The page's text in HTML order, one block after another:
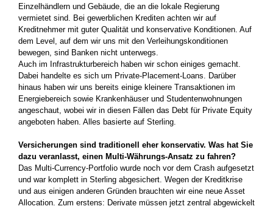
Einzelhändlern und Gebäude, die an die lokale Regierung
vermietet­ sind. Bei gewerb­lichen Krediten achten wir auf
Kreditnehmer mit guter Qualität­ und konservative Konditionen. Auf
dem Level, auf dem wir uns mit den Verleihungskonditionen
bewegen, sind Banken nicht unterwegs.
Auch im Infrastrukturbereich haben wir schon einiges gemacht.
Dabei handelte es sich um Private-Placement-Loans. Darüber
hinaus haben wir uns bereits einige kleinere Transaktionen im
Energiebereich sowie Kranken­häuser und Studentenwohnungen
angeschaut, wobei wir in diesen Fällen das Debt für Private Equity
angeboten haben. Alles­ basierte auf Sterling.
Versicherungen sind traditionell eher konservativ. Was hat Sie
dazu veranlasst, einen­ Multi-­Währungs-Ansatz zu fahren?
Das Multi-Currency-Portfolio wurde noch vor dem Crash aufgesetzt
und war komplett in Sterling abgesichert. Wegen der Kredit­krise
und aus einigen anderen Gründen brauchten wir eine neue Asset
Allocation. Zum erstens: Derivate müssen jetzt zentral abgewickelt